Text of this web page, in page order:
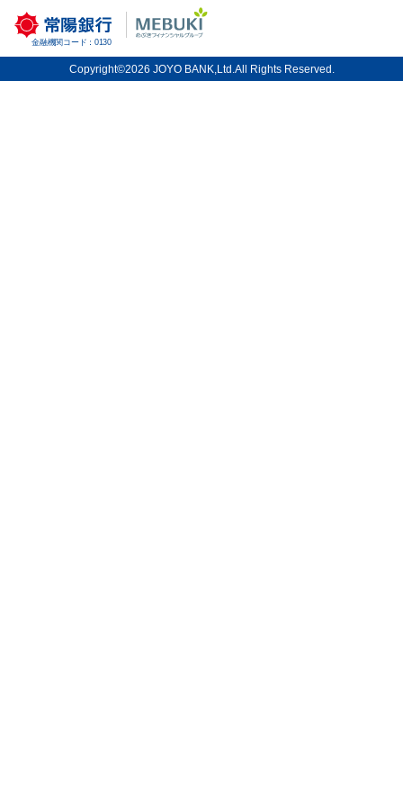
金融機関コード：0130
常陽銀行 店舗・ATM検索
一覧表示 検索
Copyright©2026 JOYO BANK,Ltd.All Rights Reserved.